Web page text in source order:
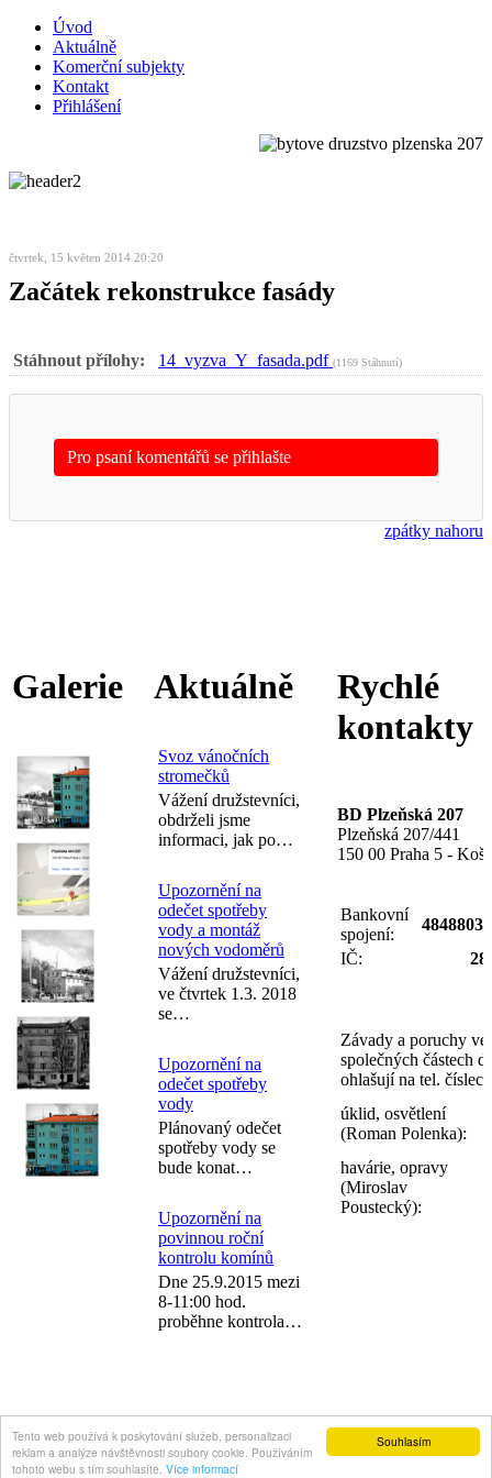
Souhlasím
Tento web používá k poskytování služeb, personalizaci
reklam a analýze návštěvnosti soubory cookie. Používáním
tohoto webu s tím souhlasíte. Více informací
Úvod
Aktuálně
Komerční subjekty
Kontakt
Přihlášení
čtvrtek, 15 květen 2014 20:20
Začátek rekonstrukce fasády
Stáhnout přílohy: 14_vyzva_Y_fasada.pdf (1169 Stáhnutí)
Pro psaní komentářů se přihlašte
zpátky nahoru
Galerie Aktuálně
Svoz vánočních
stromečků
Vážení družstevníci,
obdrželi jsme
informaci, jak po…
Upozornění na
odečet spotřeby
vody a montáž
nových vodoměrů
Vážení družstevníci,
ve čtvrtek 1.3. 2018
se…
Upozornění na
odečet spotřeby
vody
Plánovaný odečet
spotřeby vody se
bude konat…
Upozornění na
povinnou roční
kontrolu komínů
Dne 25.9.2015 mezi
8-11:00 hod.
proběhne kontrola…
Rychlé
kontakty
BD Plzeňská 207
Plzeňská 207/441
150 00 Praha 5 -
Bankovní
spojení:
IČ:
Závady a poruchy ve
společných částech
ohlašují na tel.
úklid, osvětlení
(Roman Polenka):
havárie, opravy
(Miroslav
Poustecký):